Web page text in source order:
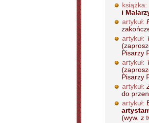
książka:
i
artykuł:
artykuł:
Pisarzy
artykuł:
Pisarzy
artykuł:
do
artykuł:
(wyw. z